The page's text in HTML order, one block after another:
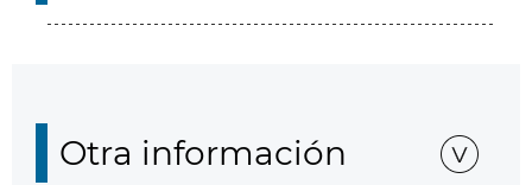
Otra información